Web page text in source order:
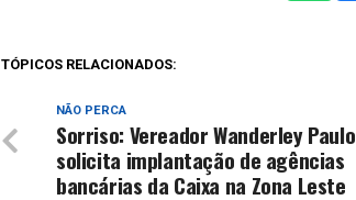
TÓPICOS RELACIONADOS:
NÃO PERCA
Sorriso: Vereador Wanderley Paulo
solicita implantação de agências
bancárias da Caixa na Zona Leste